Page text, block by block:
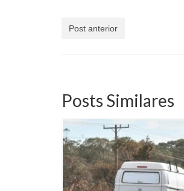
Post anterior
Posts Similares